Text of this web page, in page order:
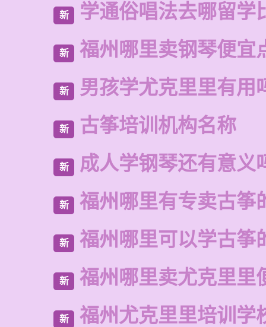
新 学通俗唱法去哪留学
新 福州哪里卖钢琴便宜
新 男孩学尤克里里有用
新 古筝培训机构名称
新 成人学钢琴还有意义
新 福州哪里有专卖古筝
新 福州哪里可以学古筝
新 福州哪里卖尤克里里
新 福州尤克里里培训学